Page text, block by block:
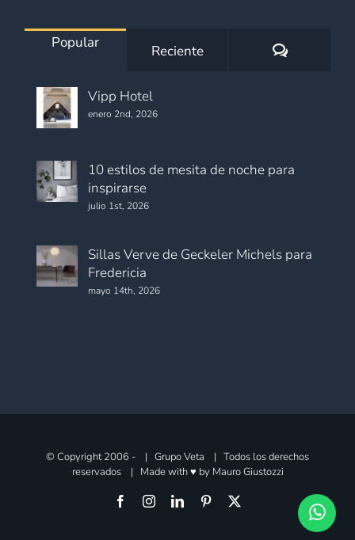
Popular Reciente
Vipp Hotel
enero 2nd, 2026
10 estilos de mesita de noche para
inspirarse
julio 1st, 2026
Sillas Verve de Geckeler Michels para
Fredericia
mayo 14th, 2026
© Copyright 2006 -
| Grupo Veta | Todos los derechos
reservados | Made with ♥ by Mauro Giustozzi
FacebookInstagramLinkedInPinterest